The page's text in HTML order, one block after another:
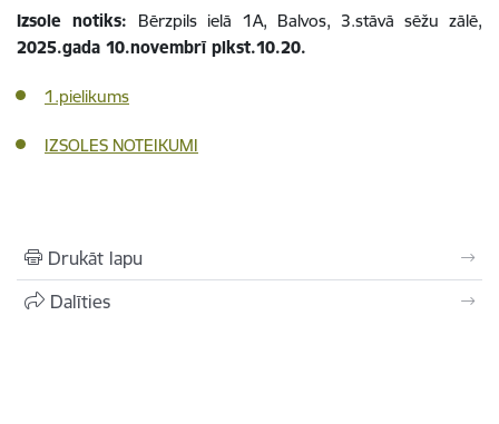
Izsole notiks: Bērzpils ielā 1A, Balvos, 3.stāvā sēžu zālē,
2025.gada 10.novembrī plkst.10.20.
1.pielikums
IZSOLES NOTEIKUMI
Drukāt lapu
Dalīties